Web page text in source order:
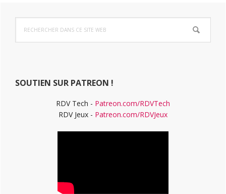
Barre
latérale
dans
ce
SOUTIEN SUR PATREON !
RDV Tech - Patreon.com/RDVTech
RDV Jeux - Patreon.com/RDVJeux